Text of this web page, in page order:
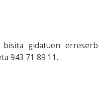
gidatuen
943 71 89 11.